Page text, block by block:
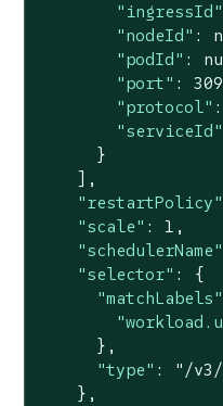
"ingressId"
"nodeId" :
"podId" :
"port" :
"protocol" :
"serviceId"
      }
    ],
"restartPolicy"
"scale" : 1 ,
"schedulerName"
"selector" : {
"matchLabels"
      },
"type" :
"/
    },